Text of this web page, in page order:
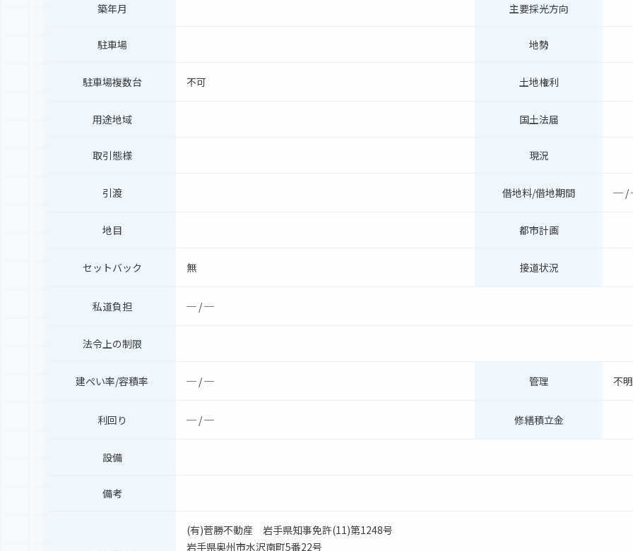
築年月 主要採光方向
駐車場 地勢
駐車場複数台 不可 土地権利
用途地域 国土法届
取引態様 現況
引渡 借地料/借地期間 ─ /
地目 都市計画
セットバック 無 接道状況
私道負担 ─ / ─
法令上の制限
建ぺい率/容積率 ─ / ─ 管理 不明
利回り ─ / ─ 修繕積立金
設備
備考
(有)菅勝不動産 岩手県知事免許(11)第1248号
岩手県奥州市水沢南町5番22号